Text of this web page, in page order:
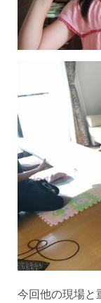
今回他の現場と